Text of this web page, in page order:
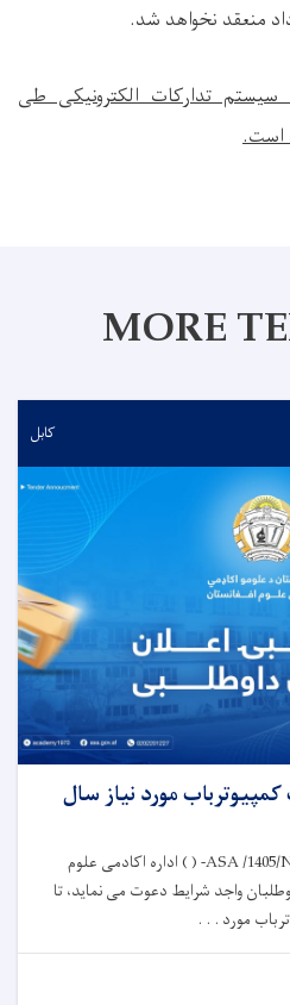
منعقد نخواهد شد.
سیستم تدارکات الکترونیکی طی
است.
MORE
کابل
مورد نیاز سال
شماره دعوتنامه داوطلبی : ASA /1405/NCB/G- ( ) اداره اکادمی علوم
واجد شرایط دعوت می نماید، تا
مورد . . .